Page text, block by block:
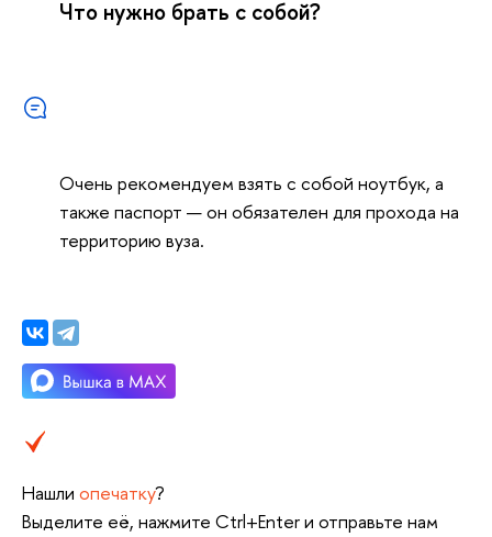
Что нужно брать с собой?
Очень рекомендуем взять с собой ноутбук, а
также паспорт — он обязателен для прохода на
территорию вуза.
Нашли опечатку?
Выделите её, нажмите Ctrl+Enter и отправьте нам